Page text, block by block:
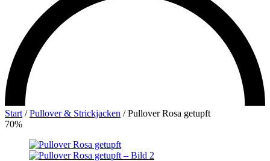
Start /Pullover & Strickjacken /Pullover Rosa getupft
70%